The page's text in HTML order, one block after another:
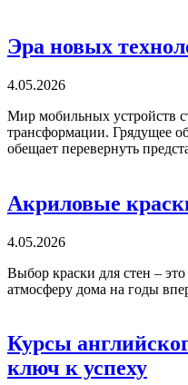
Эра новых
4.05.2026
Мир мобильных устройств
трансформации. Грядущее
обещает перевернуть
Акриловые
4.05.2026
Выбор краски для стен –
атмосферу дома на годы
Курсы
ключ к успеху